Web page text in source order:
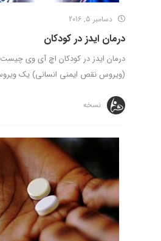
دسامبر 5, 2016
درمان ایدز در کودکان
درمان ایدز در کودکان اچ آی وی
(ویروس نقص ایمنی انسانی) یک
نسخه